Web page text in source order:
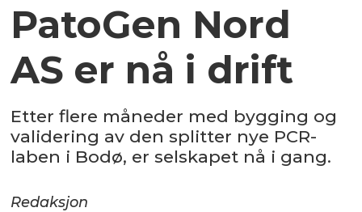
PatoGen Nord
AS er nå i drift
Etter flere måneder med bygging og
validering av den splitter nye PCR-
laben i Bodø, er selskapet nå i gang.
Redaksjon